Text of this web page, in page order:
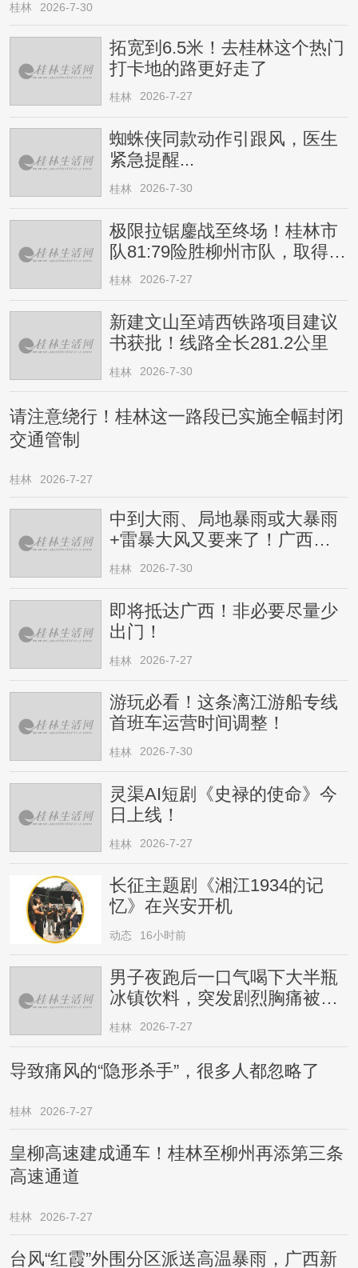
桂林 2026-7-30
拓宽到6.5米！去桂林这个热门
打卡地的路更好走了
桂林 2026-7-27
蜘蛛侠同款动作引跟风，医生
紧急提醒...
桂林 2026-7-30
极限拉锯鏖战至终场！桂林市
队81:79险胜柳州市队，取得四
连胜
桂林 2026-7-27
新建文山至靖西铁路项目建议
书获批！线路全长281.2公里
桂林 2026-7-30
请注意绕行！桂林这一路段已实施全幅封闭
交通管制
桂林 2026-7-27
中到大雨、局地暴雨或大暴雨
+雷暴大风又要来了！广西人
请注意
桂林 2026-7-30
即将抵达广西！非必要尽量少
出门！
桂林 2026-7-27
游玩必看！这条漓江游船专线
首班车运营时间调整！
桂林 2026-7-30
灵渠AI短剧《史禄的使命》今
日上线！
桂林 2026-7-27
长征主题剧《湘江1934的记
忆》在兴安开机
动态 16小时前
男子夜跑后一口气喝下大半瓶
冰镇饮料，突发剧烈胸痛被送
医！医生提醒→
桂林 2026-7-27
导致痛风的“隐形杀手”，很多人都忽略了
桂林 2026-7-27
皇柳高速建成通车！桂林至柳州再添第三条
高速通道
桂林 2026-7-27
台风“红霞”外围分区派送高温暴雨，广西新